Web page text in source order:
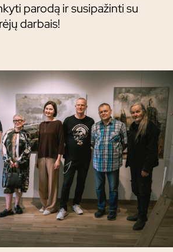
parodą ir susipažinti su
darbais!